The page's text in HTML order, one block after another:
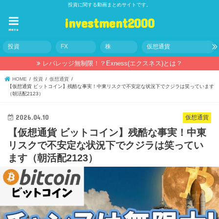
投資に関する動画まとめサイトです。
investment2000
menu
投資 FX 株 仮想通貨
レバレッジ無制限！？Exness(エクスネス)とは？
HOME 投資
仮想通貨
【仮想通貨 ビットコイン】残酷な事実！中東リスクで不安定な状況下でクジラは笑っています
（朝活配2123）
仮想通貨
2026.04.10
【仮想通貨 ビットコイン】残酷な事実！中東
リスクで不安定な状況下でクジラは笑ってい
ます（朝活配2123）